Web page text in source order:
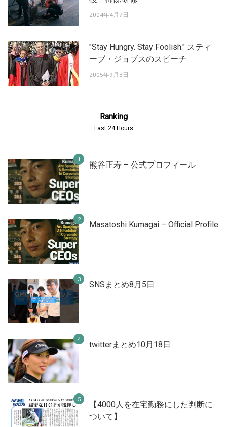
2004年4月7日
"Stay Hungry. Stay Foolish." スティ
ーブ・ジョブスのスピーチ
2005年9月3日
Ranking
Last 24 Hours
熊谷正寿 – 公式プロフィール
Masatoshi Kumagai – Official Profile
SNSまとめ8月5日
twitterまとめ10月18日
【4000人を在宅勤務にした判断に
ついて】